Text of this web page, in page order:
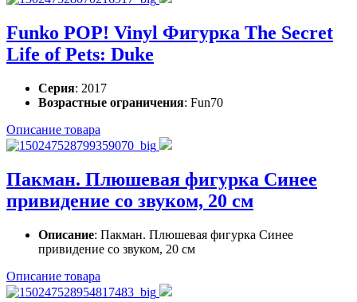
Funko POP! Vinyl Фигурка The Secret
Life of Pets: Duke
Серия: 2017
Возрастные ограничения: Fun70
Описание товара
Пакман. Плюшевая фигурка Синее
привидение со звуком, 20 см
Описание: Пакман. Плюшевая фигурка Синее
привидение со звуком, 20 см
Описание товара